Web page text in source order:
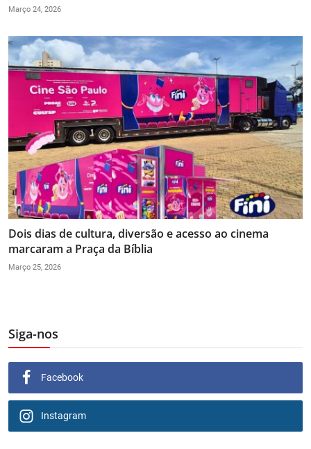
Março 24, 2026
Dois dias de cultura, diversão e acesso ao cinema
marcaram a Praça da Bíblia
Março 25, 2026
Siga-nos
Facebook
Instagram